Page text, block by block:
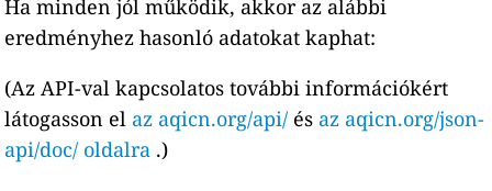
Ha minden jól működik, akkor az alábbi
eredményhez hasonló adatokat kaphat:
(Az API-val kapcsolatos további információkért
látogasson el az aqicn.org/api/ és az aqicn.org/json-
api/doc/ oldalra .)